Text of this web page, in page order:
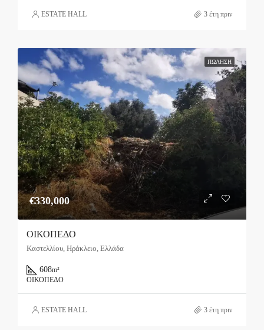
ESTATE HALL 3 έτη πριν
ΠΏΛΗΣΗ
€330,000
ΟΙΚΟΠΕΔΟ
Καστελλίου, Ηράκλειο, Ελλάδα
608m²
ΟΙΚΌΠΕΔΟ
ESTATE HALL 3 έτη πριν